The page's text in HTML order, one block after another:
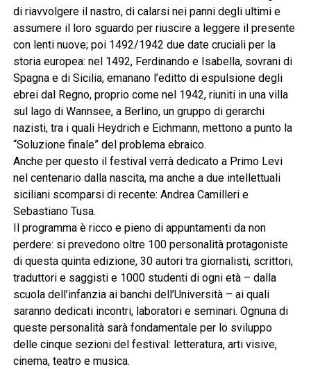
di riavvolgere il nastro, di calarsi nei panni degli ultimi e
assumere il loro sguardo per riuscire a leggere il presente
con lenti nuove; poi 1492/1942 due date cruciali per la
storia europea: nel 1492, Ferdinando e Isabella, sovrani di
Spagna e di Sicilia, emanano l’editto di espulsione degli
ebrei dal Regno, proprio come nel 1942, riuniti in una villa
sul lago di Wannsee, a Berlino, un gruppo di gerarchi
nazisti, tra i quali Heydrich e Eichmann, mettono a punto la
“Soluzione finale” del problema ebraico.
Anche per questo il festival verrà dedicato a Primo Levi
nel centenario dalla nascita, ma anche a due intellettuali
siciliani scomparsi di recente: Andrea Camilleri e
Sebastiano Tusa.
Il programma è ricco e pieno di appuntamenti da non
perdere: si prevedono oltre 100 personalità protagoniste
di questa quinta edizione, 30 autori tra giornalisti, scrittori,
traduttori e saggisti e 1000 studenti di ogni età – dalla
scuola dell’infanzia ai banchi dell’Università – ai quali
saranno dedicati incontri, laboratori e seminari. Ognuna di
queste personalità sarà fondamentale per lo sviluppo
delle cinque sezioni del festival: letteratura, arti visive,
cinema, teatro e musica.